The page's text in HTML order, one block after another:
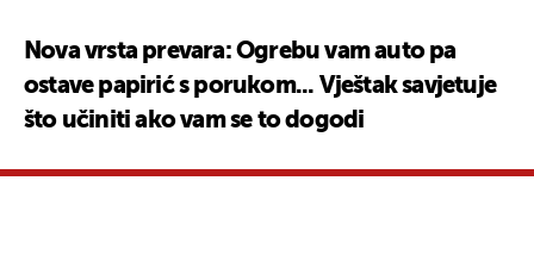
Nova vrsta prevara: Ogrebu vam auto pa
ostave papirić s porukom... Vještak savjetuje
što učiniti ako vam se to dogodi